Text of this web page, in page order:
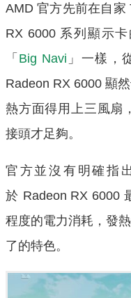
AMD 官方先前在自家
RX 6000 系列顯示
「 Big Navi 」一樣，
Radeon RX 6000 顯
熱方面得用上三風扇
接頭才足夠。
官方並沒有明確指
於 Radeon RX 6000
程度的電力消耗，發
了的特色。